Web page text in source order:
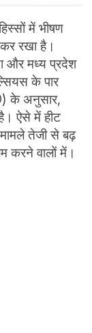
में भीषण
कर रखा है।
और मध्य प्रदेश
के पार
के अनुसार,
ऐसे में हीट
तेजी से बढ़
करने वालों में।